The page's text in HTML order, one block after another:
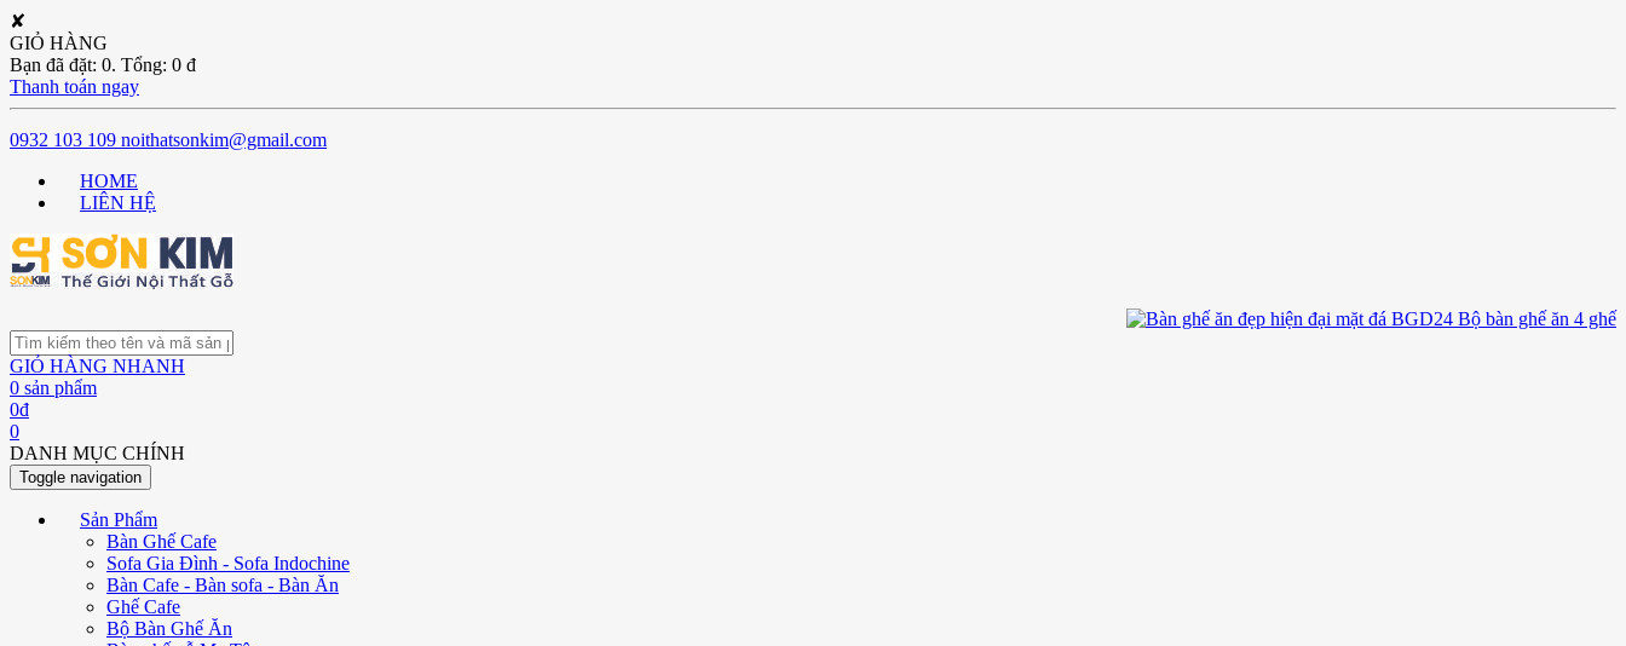
✘
GIỎ HÀNG
Bạn đã đặt: 0. Tổng: 0 đ
Thanh toán ngay
0932 103 109 noithatsonkim@gmail.com
HOME
LIÊN HỆ
GIỎ HÀNG NHANH
0 sản phẩm
0đ
0
DANH MỤC CHÍNH
Toggle navigation
Sản Phẩm
Bàn Ghế Cafe
Sofa Gia Đình - Sofa Indochine
Bàn Cafe - Bàn sofa - Bàn Ăn
Ghế Cafe
Bộ Bàn Ghế Ăn